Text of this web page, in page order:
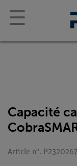
☰
Capacité
Article n°. P2320267